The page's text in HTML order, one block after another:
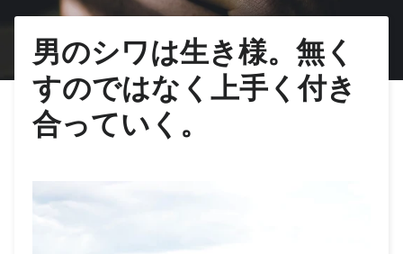
男のシワは生き様。無く
すのではなく上手く付き
合っていく。